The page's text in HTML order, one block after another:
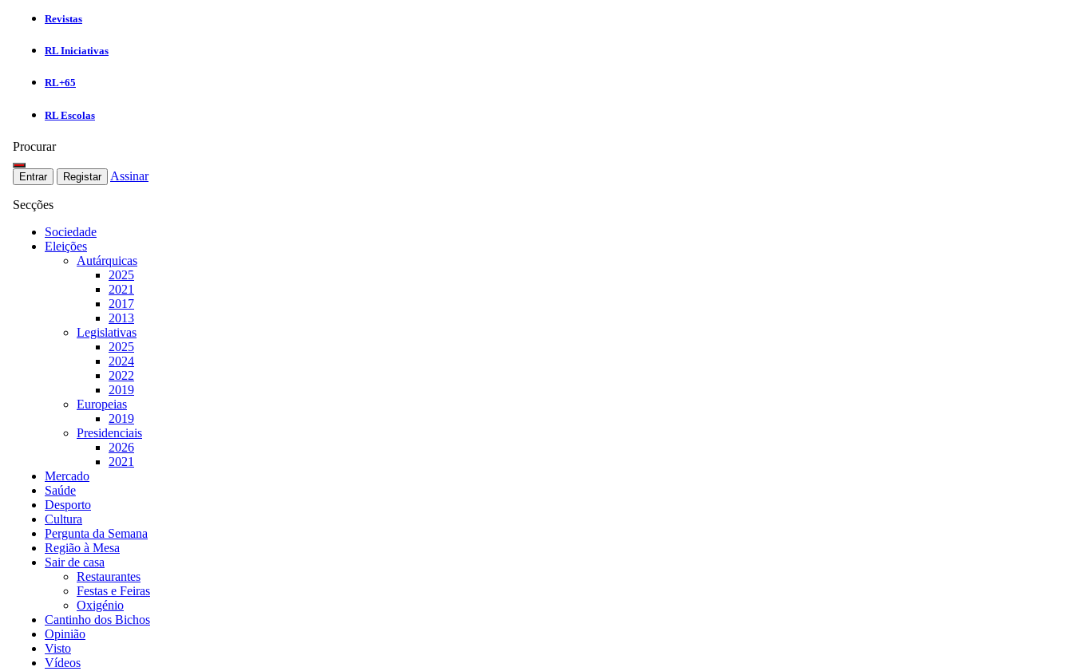
Revistas
RL Iniciativas
RL+65
RL Escolas
Procurar
Entrar Registar Assinar
Secções
Sociedade
Eleições
Autárquicas
2025
2021
2017
2013
Legislativas
2025
2024
2022
2019
Europeias
2019
Presidenciais
2026
2021
Mercado
Saúde
Desporto
Cultura
Pergunta da Semana
Região à Mesa
Sair de casa
Restaurantes
Festas e Feiras
Oxigénio
Cantinho dos Bichos
Opinião
Visto
Vídeos